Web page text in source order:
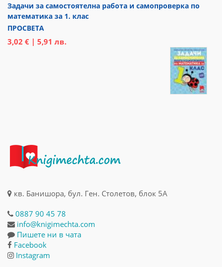
Задачи за самостоятелна работа и самопроверка по
математика за 1. клас
ПРОСВЕТА
3,02 € | 5,91 лв.
кв. Банишора, бул. Ген. Столетов, блок 5А
0887 90 45 78
info@knigimechta.com
Пишете ни в чата
Facebook
Instagram